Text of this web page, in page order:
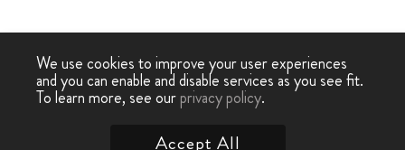
Free Walking
Tour - Free Tour
Lucena › Tour Gratuit Lucena
Essentiel
We use cookies to improve your user experiences
and you can enable and disable services as you see fit.
To learn more, see ourprivacy policy.
Accept All